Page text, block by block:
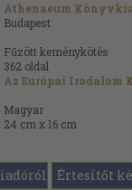
Athenaeum
Budapest
Fűzött keménykötés
362 oldal
Az Európai Irodalom
Magyar
24 cm x 16 cm
Értesítőt